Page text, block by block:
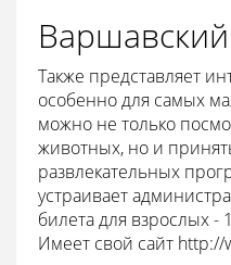
Также представляет
особенно для самых
можно не только
животных, но и
развлекательных
устраивает
билета для взрослых -
Имеет свой сайт http://